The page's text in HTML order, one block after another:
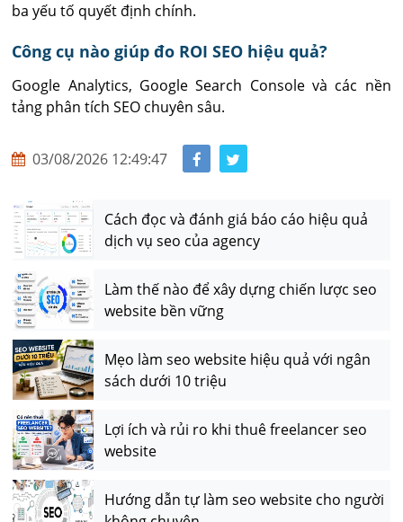
ba yếu tố quyết định chính.
Công cụ nào giúp đo ROI SEO hiệu quả?
Google Analytics, Google Search Console và các nền
tảng phân tích SEO chuyên sâu.
03/08/2026 12:49:47
Cách đọc và đánh giá báo cáo hiệu quả
dịch vụ seo của agency
Làm thế nào để xây dựng chiến lược seo
website bền vững
Mẹo làm seo website hiệu quả với ngân
sách dưới 10 triệu
Lợi ích và rủi ro khi thuê freelancer seo
website
Hướng dẫn tự làm seo website cho người